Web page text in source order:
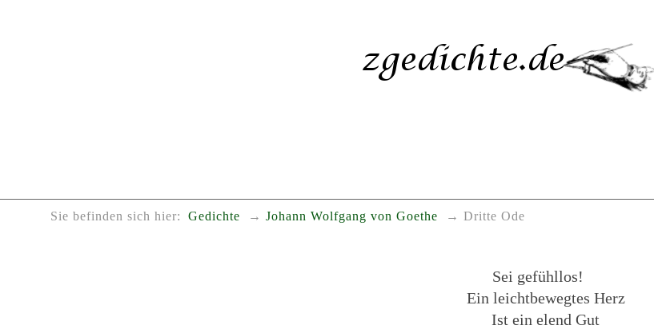
Sie befinden sich hier: Gedichte Johann Wolfgang von Goethe Dritte Ode
Sei gefühllos!
Ein leichtbewegtes Herz
Ist ein elend Gut